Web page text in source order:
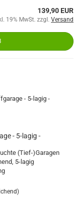
139,90 EUR
19% MwSt. zzgl. Versand
- 5-lagig -
(Tief-)Garagen
5-lagig